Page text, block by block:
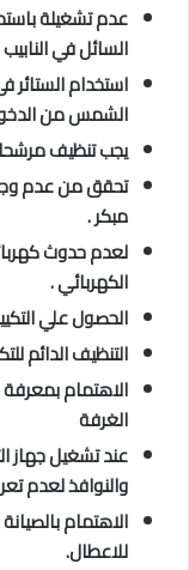
عدم تشغيلة
السائل في
استخدام الستائر
الشمس من
يجب تنظيف
تحقق من عدم
مبكر .
لعدم حدوث
الكهربائي .
الحصول علي
التنظيف الدائم
الاهتمام
الغرفة
عند تشغيل جهاز
والنوافذ لعدم
الاهتمام
للاعطال.